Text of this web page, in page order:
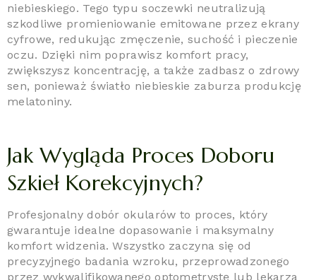
niebieskiego. Tego typu soczewki neutralizują
szkodliwe promieniowanie emitowane przez ekrany
cyfrowe, redukując zmęczenie, suchość i pieczenie
oczu. Dzięki nim poprawisz komfort pracy,
zwiększysz koncentrację, a także zadbasz o zdrowy
sen, ponieważ światło niebieskie zaburza produkcję
melatoniny.
Jak Wygląda Proces Doboru
Szkieł Korekcyjnych?
Profesjonalny dobór okularów to proces, który
gwarantuje idealne dopasowanie i maksymalny
komfort widzenia. Wszystko zaczyna się od
precyzyjnego badania wzroku, przeprowadzonego
przez wykwalifikowanego optometrystę lub lekarza